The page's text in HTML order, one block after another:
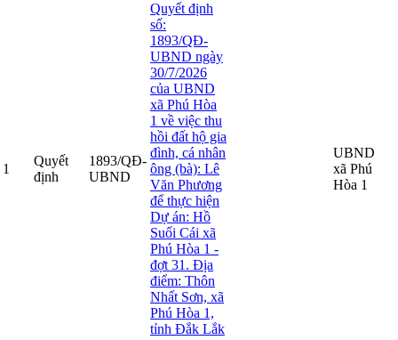
1
Quyết
định
1893/QĐ-
UBND
Quyết định
số:
1893/QĐ-
UBND ngày
30/7/2026
của UBND
xã Phú Hòa
1 về việc thu
hồi đất hộ gia
đình, cá nhân
ông (bà): Lê
Văn Phương
để thực hiện
Dự án: Hồ
Suối Cái xã
Phú Hòa 1 -
đợt 31. Địa
điểm: Thôn
Nhất Sơn, xã
Phú Hòa 1,
tỉnh Đắk Lắk
UBND
xã Phú
Hòa 1